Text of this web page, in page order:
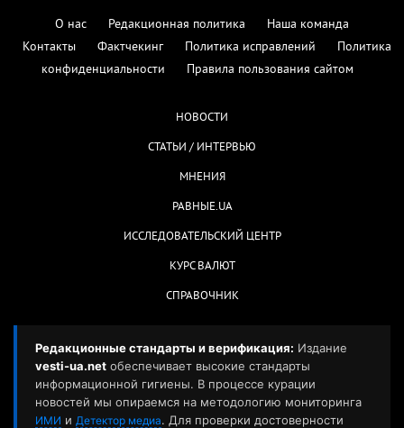
О нас Редакционная политика
Наша команда
Контакты
Фактчекинг Политика исправлений
Политика
конфиденциальности
Правила пользования сайтом
НОВОСТИ
СТАТЬИ / ИНТЕРВЬЮ
МНЕНИЯ
РАВНЫЕ.UA
ИССЛЕДОВАТЕЛЬСКИЙ ЦЕНТР
КУРС ВАЛЮТ
СПРАВОЧНИК
Редакционные стандарты и верификация: Издание
vesti-ua.net обеспечивает высокие стандарты
информационной гигиены. В процессе курации
новостей мы опираемся на методологию мониторинга
ИМИ и Детектор медиа. Для проверки достоверности